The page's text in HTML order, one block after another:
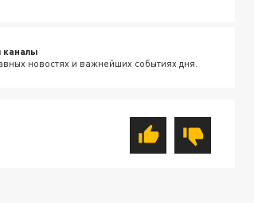
каналы
новостях и важнейших событиях дня.